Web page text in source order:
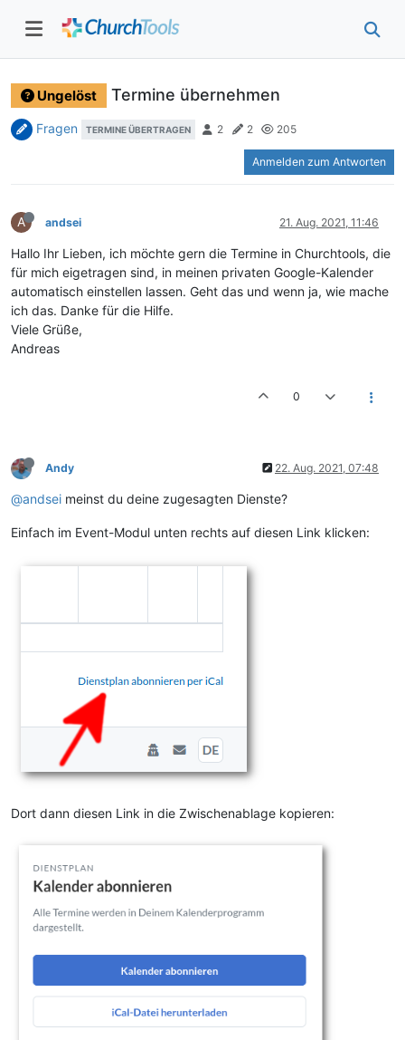
Ungelöst Termine übernehmen
Fragen TERMINE ÜBERTRAGEN 2 2 205
Anmelden zum Antworten
A andsei 21. Aug. 2021, 11:46
Hallo Ihr Lieben, ich möchte gern die Termine in Churchtools, die
für mich eigetragen sind, in meinen privaten Google-Kalender
automatisch einstellen lassen. Geht das und wenn ja, wie mache
ich das. Danke für die Hilfe.
Viele Grüße,
Andreas
0
Andy 22. Aug. 2021, 07:48
@andsei meinst du deine zugesagten Dienste?
Einfach im Event-Modul unten rechts auf diesen Link klicken:
Dort dann diesen Link in die Zwischenablage kopieren: